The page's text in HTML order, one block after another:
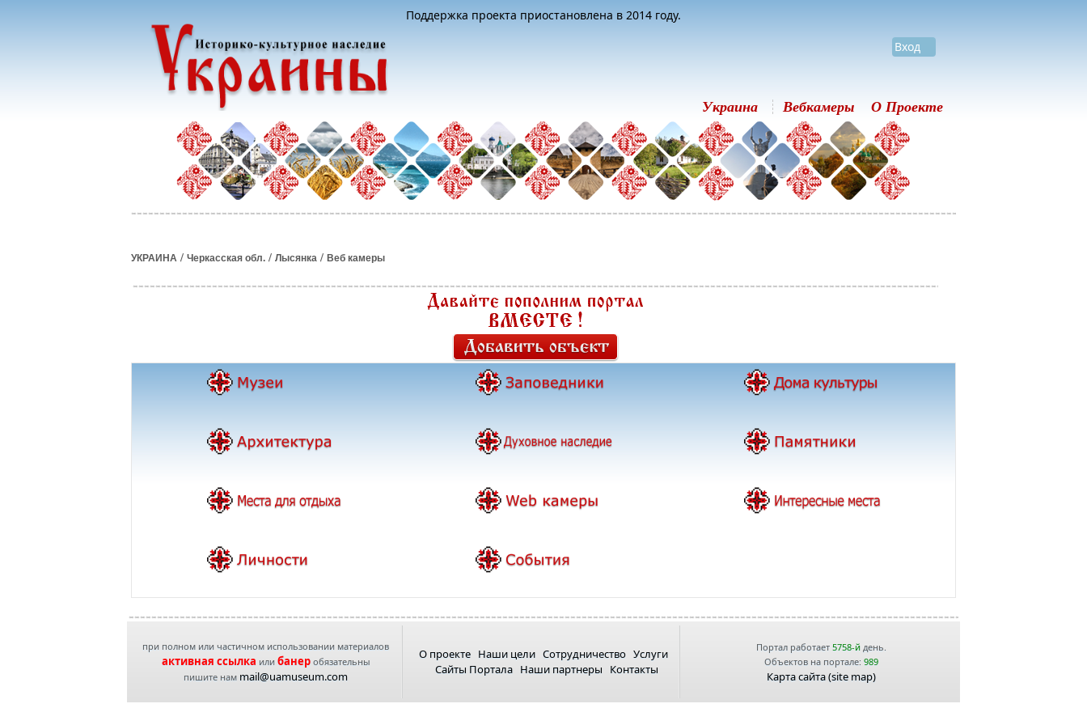
Поддержка проекта приостановлена в 2014 году.
Вход
Украина Вебкамеры О Проекте
УКРАИНА / Черкасская обл. / Лысянка / Веб камеры
при полном или частичном использовании материалов
активная ссылка или банеробязательны
пишите нам mail@uamuseum.com
О проекте Наши цели Сотрудничество Услуги
Сайты Портала Наши партнеры Контакты
Портал работает 5758-йдень.
Объектов на портале: 989
Карта сайта (site map)